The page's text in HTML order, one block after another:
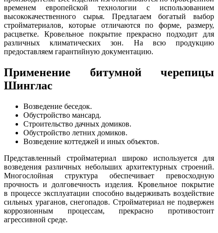
временем европейской технологии с использованием
высококачественного сырья. Предлагаем богатый выбор
стройматериалов, которые отличаются по форме, размеру,
расцветке. Кровельное покрытие прекрасно подходит для
различных климатических зон. На всю продукцию
предоставляем гарантийную документацию.
Применение битумной черепицы
Шинглас
Возведение беседок.
Обустройство мансард.
Строительство дачных домиков.
Обустройство летних домиков.
Возведение коттеджей и иных объектов.
Представленный стройматериал широко используется для
возведения различных небольших архитектурных строений.
Многослойная структура обеспечивает превосходную
прочность и долговечность изделия. Кровельное покрытие
в процессе эксплуатации способно выдерживать воздействие
сильных ураганов, снегопадов. Стройматериал не подвержен
коррозионным процессам, прекрасно противостоит
агрессивной среде.